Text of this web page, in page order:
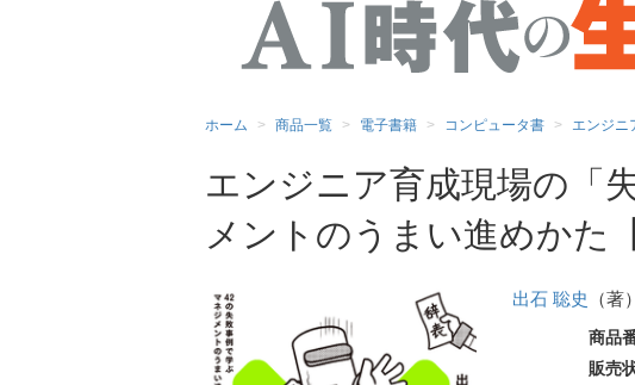
ホーム 商品一覧 電子書籍 コンピュータ書 エンジニ
エンジニア育成現場の「
メントのうまい進めかた
出石 聡史 （著）
商品
販売